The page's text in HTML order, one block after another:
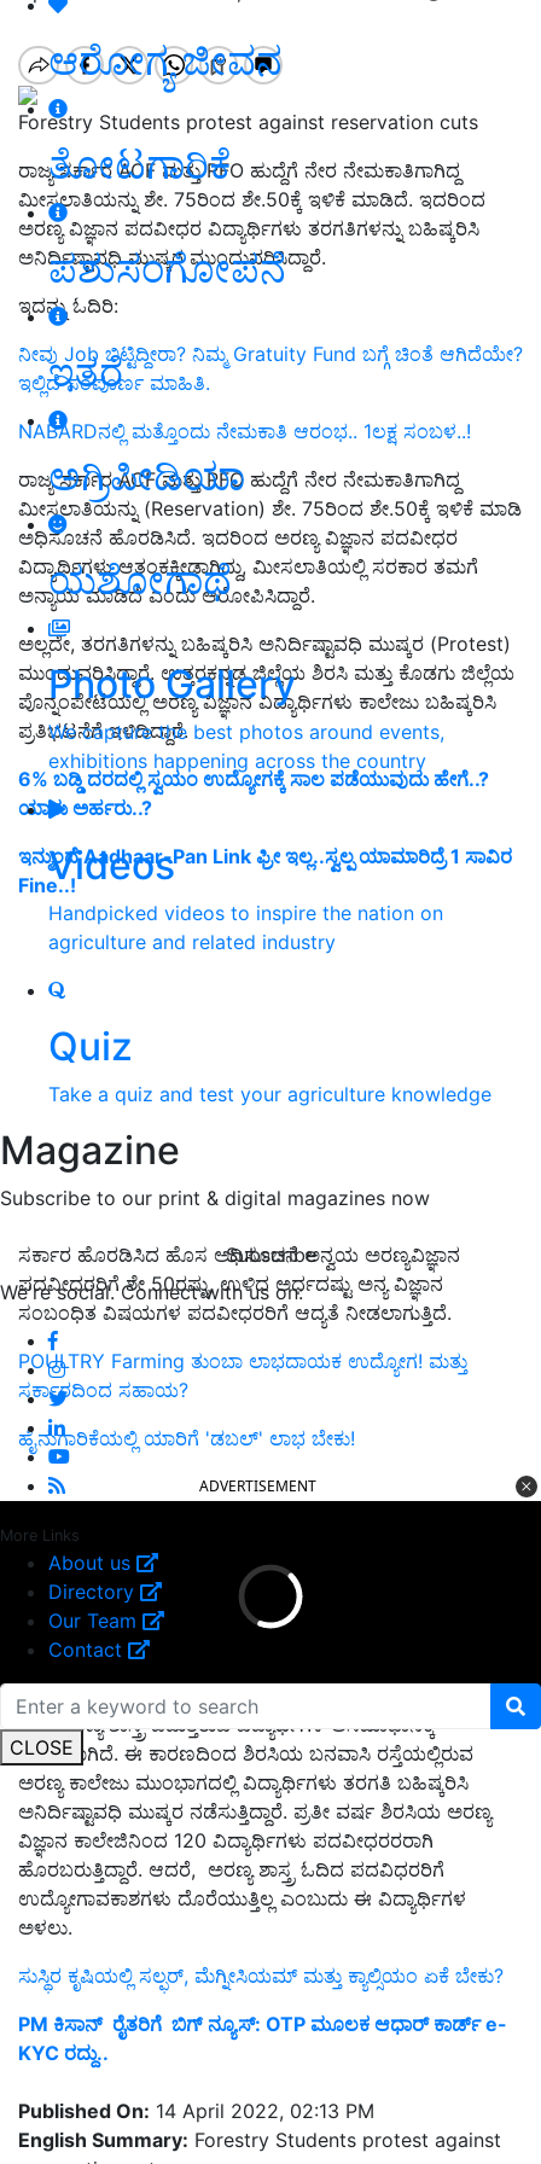
ಆರೋಗ್ಯ ಜೀವನ
ತೋಟಗಾರಿಕೆ
ಪಶುಸಂಗೋಪನೆ
ಇತರೆ
ಅಗ್ರಿಪೀಡಿಯಾ
ಯಶೋಗಾಥೆ
Photo Gallery
We capture the best photos around events,
exhibitions happening across the country
Videos
Handpicked videos to inspire the nation on
agriculture and related industry
Quiz
Take a quiz and test your agriculture knowledge
Magazine
Subscribe to our print & digital magazines now
Subscribe
We're social. Connect with us on:
More Links
About us
Directory
Our Team
Contact
CLOSE
Forestry Students protest against reservation cuts
ರಾಜ್ಯ ಸರ್ಕಾರ ACF ಮತ್ತು RFO ಹುದ್ದೆಗೆ ನೇರ ನೇಮಕಾತಿಗಾಗಿದ್ದ
ಮೀಸಲಾತಿಯನ್ನು ಶೇ. 75ರಿಂದ ಶೇ.50ಕ್ಕೆ ಇಳಿಕೆ ಮಾಡಿದೆ. ಇದರಿಂದ
ಅರಣ್ಯ ವಿಜ್ಞಾನ ಪದವೀಧರ ವಿದ್ಯಾರ್ಥಿಗಳು ತರಗತಿಗಳನ್ನು ಬಹಿಷ್ಕರಿಸಿ
ಅನಿರ್ದಿಷ್ಟಾವಧಿ ಮುಷ್ಕರ ಮುಂದುವರಿಸಿದ್ದಾರೆ.
ಇದನ್ನು ಓದಿರಿ:
ನೀವು Job ಬಿಟ್ಟಿದ್ದೀರಾ? ನಿಮ್ಮ Gratuity Fund ಬಗ್ಗೆ ಚಿಂತೆ ಆಗಿದೆಯೇ?
ಇಲ್ಲಿದೆ ಸಂಪೂರ್ಣ ಮಾಹಿತಿ.
NABARDನಲ್ಲಿ ಮತ್ತೊಂದು ನೇಮಕಾತಿ ಆರಂಭ.. 1ಲಕ್ಷ ಸಂಬಳ..!
ರಾಜ್ಯ ಸರ್ಕಾರ ACF ಮತ್ತು RFO ಹುದ್ದೆಗೆ ನೇರ ನೇಮಕಾತಿಗಾಗಿದ್ದ
ಮೀಸಲಾತಿಯನ್ನು (Reservation) ಶೇ. 75ರಿಂದ ಶೇ.50ಕ್ಕೆ ಇಳಿಕೆ ಮಾಡಿ
ಅಧಿಸೂಚನೆ ಹೊರಡಿಸಿದೆ. ಇದರಿಂದ ಅರಣ್ಯ ವಿಜ್ಞಾನ ಪದವೀಧರ
ವಿದ್ಯಾರ್ಥಿಗಳು ಆತಂಕಕ್ಕೀಡಾಗಿದ್ದು, ಮೀಸಲಾತಿಯಲ್ಲಿ ಸರಕಾರ‌ ತಮಗೆ
ಅನ್ಯಾಯ ಮಾಡಿದೆ ಎಂದು ಆರೋಪಿಸಿದ್ದಾರೆ.
ಅಲ್ಲದೇ, ತರಗತಿಗಳನ್ನು ಬಹಿಷ್ಕರಿಸಿ ಅನಿರ್ದಿಷ್ಟಾವಧಿ ಮುಷ್ಕರ (Protest)
ಮುಂದುವರಿಸಿದ್ದಾರೆ. ಉತ್ತರಕನ್ನಡ ಜಿಲ್ಲೆಯ ಶಿರಸಿ ಮತ್ತು ಕೊಡಗು ಜಿಲ್ಲೆಯ
ಪೊನ್ನಂಪೇಟೆಯಲ್ಲಿ ಅರಣ್ಯ ವಿಜ್ಞಾನ ವಿದ್ಯಾರ್ಥಿಗಳು ಕಾಲೇಜು ಬಹಿಷ್ಕರಿಸಿ
ಪ್ರತಿಭಟನೆಗೆ ಇಳಿದಿದ್ದಾರೆ.
6% ಬಡ್ಡಿ ದರದಲ್ಲಿ ಸ್ವಯಂ ಉದ್ಯೋಗಕ್ಕೆ ಸಾಲ ಪಡೆಯುವುದು ಹೇಗೆ..?
ಯಾರು ಅರ್ಹರು..?
ಇನ್ಮುಂದೆ Aadhaar-Pan Link ಫ್ರೀ ಇಲ್ಲ..ಸ್ವಲ್ಪ ಯಾಮಾರಿದ್ರೆ 1 ಸಾವಿರ
Fine..!
ಸರ್ಕಾರ ಹೊರಡಿಸಿದ ಹೊಸ ಅಧಿಸೂಚನೆ ಅನ್ವಯ ಅರಣ್ಯವಿಜ್ಞಾನ
ಪದವೀಧರರಿಗೆ ಶೇ 50ರಷ್ಟು, ಉಳಿದ ಅರ್ಧದಷ್ಟು ಅನ್ಯ ವಿಜ್ಞಾನ
ಸಂಬಂಧಿತ ವಿಷಯಗಳ ಪದವೀಧರರಿಗೆ ಆದ್ಯತೆ ನೀಡಲಾಗುತ್ತಿದೆ.
POULTRY Farming ತುಂಬಾ ಲಾಭದಾಯಕ ಉದ್ಯೋಗ! ಮತ್ತು
ಸರ್ಕಾರದಿಂದ ಸಹಾಯ?
ಹೈನುಗಾರಿಕೆಯಲ್ಲಿ ಯಾರಿಗೆ 'ಡಬಲ್' ಲಾಭ ಬೇಕು!
ADVERTISEMENT
ಇದು ಅರಣ್ಯ ಶಾಸ್ತ್ರ ಓದುತ್ತಿರುವ ವಿದ್ಯಾರ್ಥಿಗಳ ಅಸಮಾಧಾನಕ್ಕೆ
ಕಾರಣವಾಗಿದೆ. ಈ ಕಾರಣದಿಂದ ಶಿರಸಿಯ ಬನವಾಸಿ ರಸ್ತೆಯಲ್ಲಿರುವ
ಅರಣ್ಯ ಕಾಲೇಜು ಮುಂಭಾಗದಲ್ಲಿ ವಿದ್ಯಾರ್ಥಿಗಳು ತರಗತಿ ಬಹಿಷ್ಕರಿಸಿ
ಅನಿರ್ದಿಷ್ಟಾವಧಿ‌ ಮುಷ್ಕರ ನಡೆಸುತ್ತಿದ್ದಾರೆ. ಪ್ರತೀ ವರ್ಷ ಶಿರಸಿಯ ಅರಣ್ಯ
ವಿಜ್ಞಾನ ಕಾಲೇಜಿನಿಂದ 120 ವಿದ್ಯಾರ್ಥಿಗಳು ಪದವೀಧರರರಾಗಿ
ಹೊರಬರುತ್ತಿದ್ದಾರೆ. ಆದರೆ, ಅರಣ್ಯ ಶಾಸ್ತ್ರ ಓದಿದ ಪದವಿಧರರಿಗೆ
ಉದ್ಯೋಗಾವಕಾಶಗಳು ದೊರೆಯುತ್ತಿಲ್ಲ ಎಂಬುದು ಈ ವಿದ್ಯಾರ್ಥಿಗಳ
ಅಳಲು.
ಸುಸ್ಥಿರ ಕೃಷಿಯಲ್ಲಿ ಸಲ್ಫರ್, ಮೆಗ್ನೀಸಿಯಮ್ ಮತ್ತು ಕ್ಯಾಲ್ಸಿಯಂ ಏಕೆ ಬೇಕು?
PM ಕಿಸಾನ್‌ ರೈತರಿಗೆ ಬಿಗ್‌ ನ್ಯೂಸ್‌: OTP ಮೂಲಕ ಆಧಾರ್‌ ಕಾರ್ಡ್‌ e-
KYC ರದ್ದು..
Published On: 14 April 2022, 02:13 PM
English Summary: Forestry Students protest against